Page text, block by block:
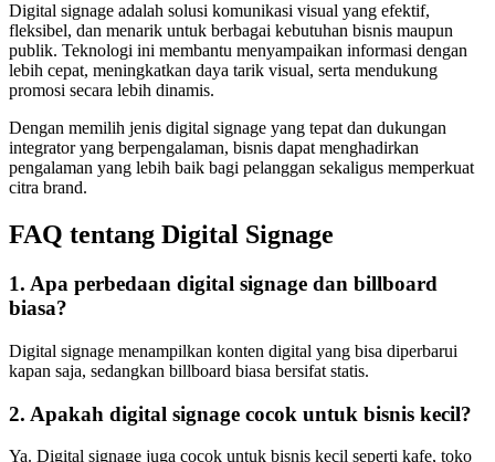
Digital signage adalah solusi komunikasi visual yang efektif,
fleksibel, dan menarik untuk berbagai kebutuhan bisnis maupun
publik. Teknologi ini membantu menyampaikan informasi dengan
lebih cepat, meningkatkan daya tarik visual, serta mendukung
promosi secara lebih dinamis.
Dengan memilih jenis digital signage yang tepat dan dukungan
integrator yang berpengalaman, bisnis dapat menghadirkan
pengalaman yang lebih baik bagi pelanggan sekaligus memperkuat
citra brand.
FAQ tentang Digital Signage
1. Apa perbedaan digital signage dan billboard
biasa?
Digital signage menampilkan konten digital yang bisa diperbarui
kapan saja, sedangkan billboard biasa bersifat statis.
2. Apakah digital signage cocok untuk bisnis kecil?
Ya. Digital signage juga cocok untuk bisnis kecil seperti kafe, toko